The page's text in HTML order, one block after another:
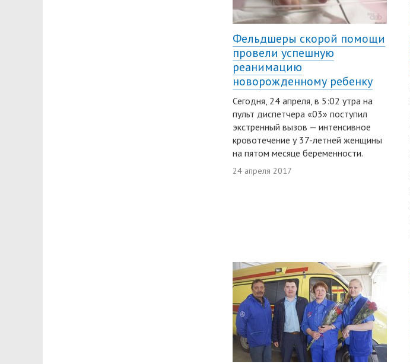
Фельдшеры скорой помощи
провели успешную
реанимацию
новорожденному ребенку
Сегодня, 24 апреля, в 5:02 утра на
пульт диспетчера «03» поступил
экстренный вызов — интенсивное
кровотечение у 37-летней женщины
на пятом месяце беременности.
24 апреля 2017